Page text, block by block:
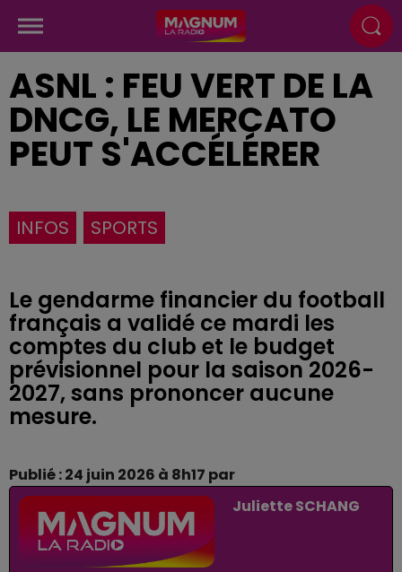
ASNL : FEU VERT DE LA
DNCG, LE MERCATO
PEUT S'ACCÉLÉRER
INFOS SPORTS
Le gendarme financier du football
français a validé ce mardi les
comptes du club et le budget
prévisionnel pour la saison 2026-
2027, sans prononcer aucune
mesure.
Publié : 24 juin 2026 à 8h17 par
Juliette SCHANG